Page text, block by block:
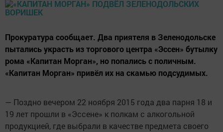
Прокуратура сообщает. Два приятеля в Зеленодольске
пытались украсть из торгового центра «Эссен» бутылку
рома «Капитан Морган», но попались с поличным.
«Капитан Морган» привёл их на скамью подсудимых.
― Поздно вечером 22 ноября 2015 года два парня 18 и
19 лет прошли в «Эссене» к полкам с алкогольной
продукцией, где выбрали в качестве предмета своего